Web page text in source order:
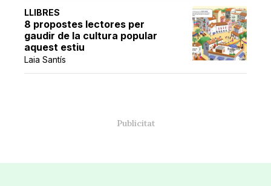
LLIBRES
8 propostes lectores per
gaudir de la cultura popular
aquest estiu
Laia Santís